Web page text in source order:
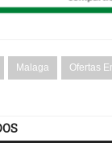
Malaga Ofertas